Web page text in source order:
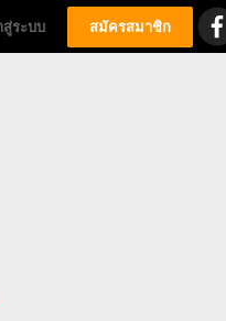
สู่ระบบ สมัครสมาชิก